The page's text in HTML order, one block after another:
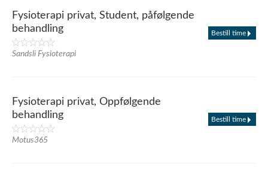
Fysioterapi privat, Student, påfølgende
behandling
Sandsli Fysioterapi
Bestill time
Fysioterapi privat, Oppfølgende
behandling
Motus365
Bestill time